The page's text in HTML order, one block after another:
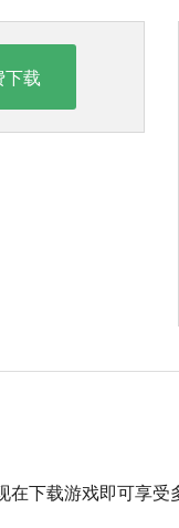
载
在下载游戏即可享受